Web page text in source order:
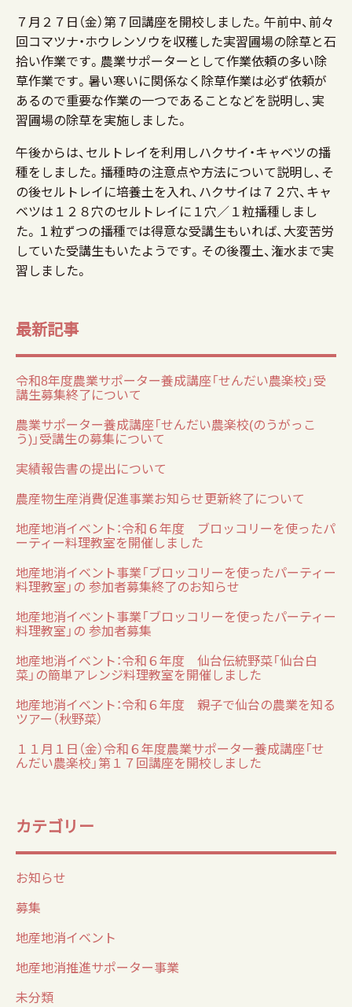
７月２７日（金）第７回講座を開校しました。午前中、前々
回コマツナ・ホウレンソウを収穫した実習圃場の除草と石
拾い作業です。農業サポーターとして作業依頼の多い除
草作業です。暑い寒いに関係なく除草作業は必ず依頼が
あるので重要な作業の一つであることなどを説明し、実
習圃場の除草を実施しました。
午後からは、セルトレイを利用しハクサイ・キャベツの播
種をしました。播種時の注意点や方法について説明し、そ
の後セルトレイに培養土を入れ、ハクサイは７２穴、キャ
ベツは１２８穴のセルトレイに１穴／１粒播種しまし
た。１粒ずつの播種では得意な受講生もいれば、大変苦労
していた受講生もいたようです。その後覆土、潅水まで実
習しました。
最新記事
令和8年度農業サポーター養成講座「せんだい農楽校」受
講生募集終了について
農業サポーター養成講座「せんだい農楽校(のうがっこ
う)」受講生の募集について
実績報告書の提出について
農産物生産消費促進事業お知らせ更新終了について
地産地消イベント：令和６年度 ブロッコリーを使ったパ
ーティー料理教室を開催しました
地産地消イベント事業「ブロッコリーを使ったパーティー
料理教室」の 参加者募集終了のお知らせ
地産地消イベント事業「ブロッコリーを使ったパーティー
料理教室」の 参加者募集
地産地消イベント：令和６年度 仙台伝統野菜「仙台白
菜」の簡単アレンジ料理教室を開催しました
地産地消イベント：令和６年度 親子で仙台の農業を知る
ツアー（秋野菜）
１１月１日（金）令和６年度農業サポーター養成講座「せ
んだい農楽校」第１７回講座を開校しました
カテゴリー
お知らせ
募集
地産地消イベント
地産地消推進サポーター事業
未分類